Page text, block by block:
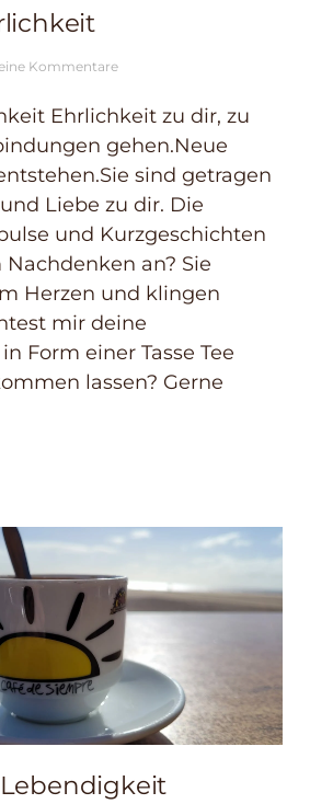
Kommentare
Ehrlichkeit zu dir, zu
gehen.Neue
sind getragen
Liebe zu dir. Die
und Kurzgeschichten
an? Sie
Herzen und klingen
mir deine
Form einer Tasse Tee
lassen? Gerne